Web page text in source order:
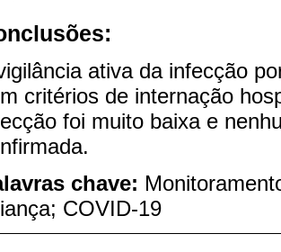
ativa da infecção
critérios de internação
foi muito baixa e
chave:
COVID-19